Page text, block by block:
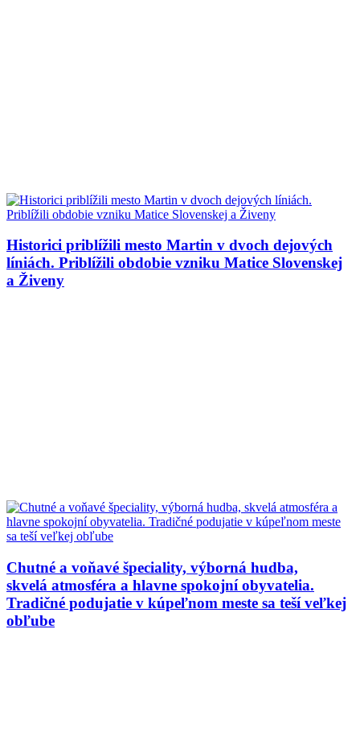
Historici priblížili mesto Martin v dvoch dejových
líniách. Priblížili obdobie vzniku Matice Slovenskej
a Živeny
Chutné a voňavé špeciality, výborná hudba,
skvelá atmosféra a hlavne spokojní obyvatelia.
Tradičné podujatie v kúpeľnom meste sa teší veľkej
obľube